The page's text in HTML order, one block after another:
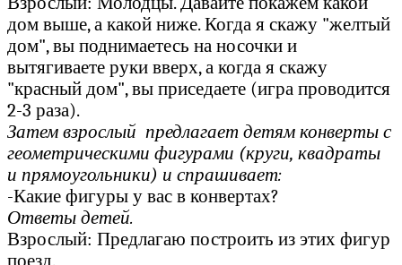
дом выше, а какой ниже. Когда я скажу "желтый
дом", вы поднимаетесь на носочки и
вытягиваете руки вверх, а когда я скажу
"красный дом", вы приседаете (игра проводится
2-3 раза).
Затем взрослый предлагает детям конверты с
геометрическими фигурами (круги, квадраты
и прямоугольники) и спрашивает:
-Какие фигуры у вас в конвертах?
Ответы детей.
Взрослый: Предлагаю построить из этих фигур